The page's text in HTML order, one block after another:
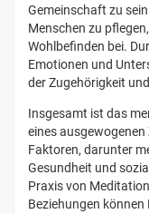
Gemeinschaft zu
Menschen zu
Wohlbefinden bei.
Emotionen und
der Zugehörigkeit
Insgesamt ist das
eines
Faktoren, darunter
Gesundheit und
Praxis von
Beziehungen